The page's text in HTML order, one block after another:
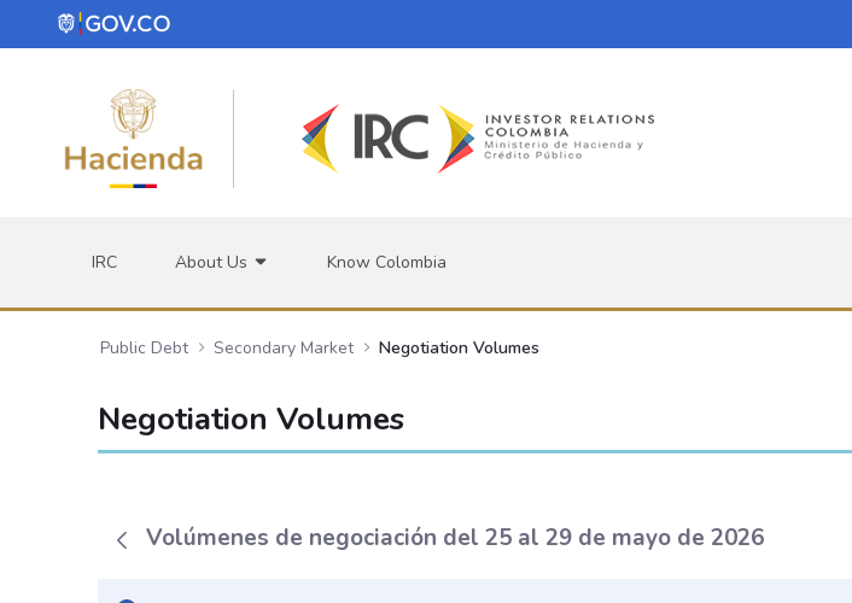
Skip to Main Content
IRC About Us Know Colombia
Public Debt Secondary Market Negotiation Volumes
Negotiation Volumes
Volúmenes de negociación del 25 al 29 de mayo de 2026